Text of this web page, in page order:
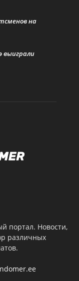
на
выиграли
портал. Новости,
различных